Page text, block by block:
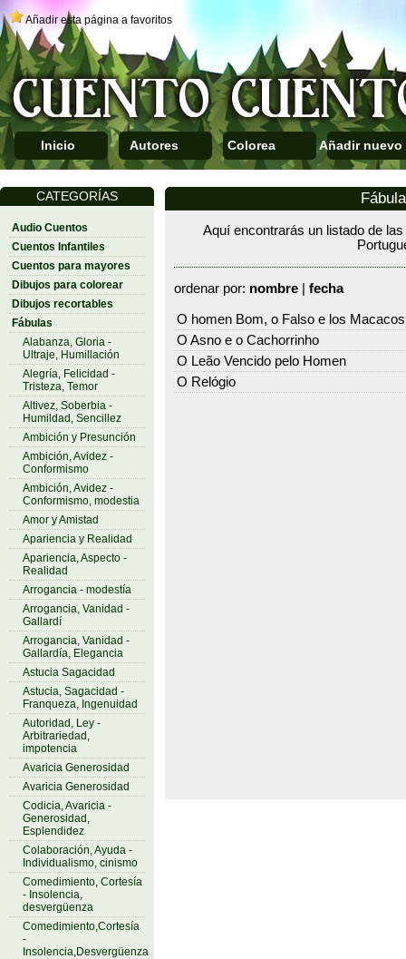
Añadir esta página a favoritos
Inicio Autores Colorea Añadir nuevo
CATEGORÍAS
Audio Cuentos
Cuentos Infantiles
Cuentos para mayores
Dibujos para colorear
Dibujos recortables
Fábulas
Alabanza, Gloria -
Ultraje, Humillación
Alegría, Felicidad -
Tristeza, Temor
Altivez, Soberbia -
Humildad, Sencillez
Ambición y Presunción
Ambición, Avidez -
Conformismo
Ambición, Avidez -
Conformismo, modestia
Amor y Amistad
Apariencia y Realidad
Apariencia, Aspecto -
Realidad
Arrogancia - modestía
Arrogancia, Vanidad -
Gallardí
Arrogancia, Vanidad -
Gallardía, Elegancia
Astucia Sagacidad
Astucia, Sagacidad -
Franqueza, Ingenuidad
Autoridad, Ley -
Arbitrariedad,
impotencia
Avaricia Generosidad
Avaricia Generosidad
Codicia, Avaricia -
Generosidad,
Esplendidez
Colaboración, Ayuda -
Individualismo, cinismo
Comedimiento, Cortesía
- Insolencia,
desvergüenza
Comedimiento,Cortesía
-
Insolencia,Desvergüenza
Aquí encontrarás un listado de
ordenar por: nombre fecha
O homen Bom, o Falso e los Macacos
O Asno e o Cachorrinho
O Leão Vencido pelo Homen
O Relógio